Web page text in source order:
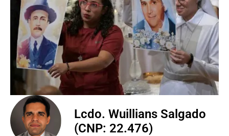
Lcdo. Wuillians Salgado
(CNP: 22.476)